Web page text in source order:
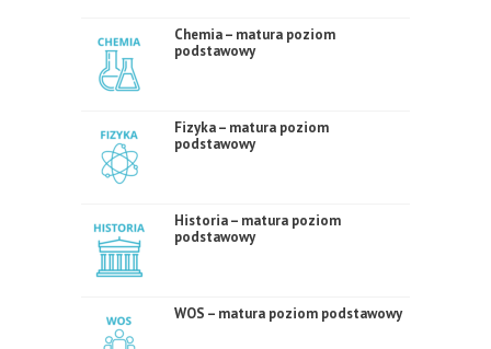
Chemia – matura poziom
podstawowy
Fizyka – matura poziom
podstawowy
Historia – matura poziom
podstawowy
WOS – matura poziom podstawowy